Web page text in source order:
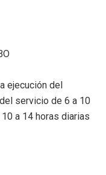
ejecución del
servicio de 6 a 10
a 14 horas diarias